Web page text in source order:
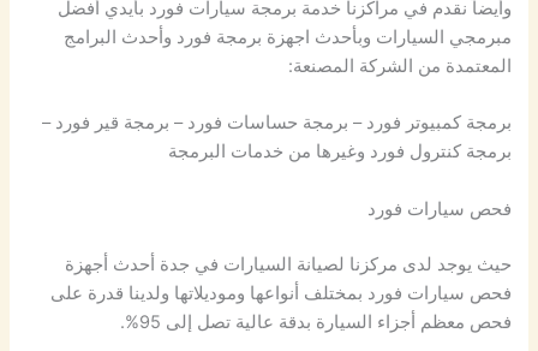
وأيضاً نقدم في مراكزنا خدمة برمجة سيارات فورد بأيدي أفضل
مبرمجي السيارات وبأحدث اجهزة برمجة فورد وأحدث البرامج
المعتمدة من الشركة المصنعة:
برمجة كمبيوتر فورد – برمجة حساسات فورد – برمجة قير فورد –
برمجة كنترول فورد وغيرها من خدمات البرمجة
فحص سيارات فورد
حيث يوجد لدى مركزنا لصيانة السيارات في جدة أحدث أجهزة
فحص سيارات فورد بمختلف أنواعها وموديلاتها ولدينا قدرة على
فحص معظم أجزاء السيارة بدقة عالية تصل إلى 95%.